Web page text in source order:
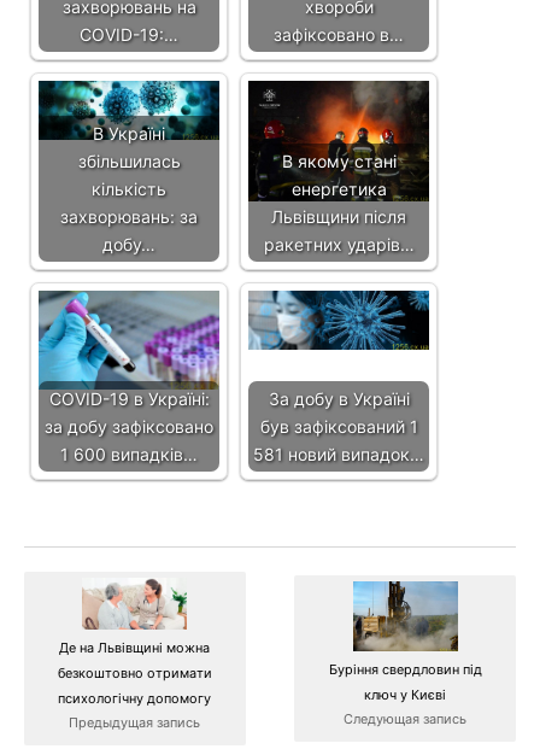
захворювань на
COVID-19:…
хвороби
зафіксовано в…
В Україні
збільшилась
кількість
захворювань: за
добу…
В якому стані
енергетика
Львівщини після
ракетних ударів…
COVID-19 в Україні:
за добу зафіксовано
1 600 випадків…
За добу в Україні
був зафіксований 1
581 новий випадок…
Де на Львівщині можна
безкоштовно отримати
психологічну допомогу
Предыдущая запись
Буріння свердловин під
ключ у Києві
Следующая запись